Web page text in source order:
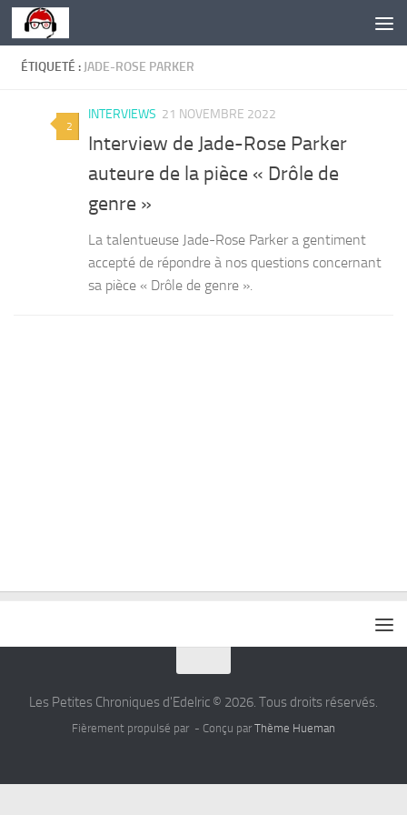
Skip to content
ÉTIQUETÉ : JADE-ROSE PARKER
2
INTERVIEWS 21 NOVEMBRE 2022
Interview de Jade-Rose Parker
auteure de la pièce « Drôle de
genre »
La talentueuse Jade-Rose Parker a gentiment
accepté de répondre à nos questions concernant
sa pièce « Drôle de genre ».
Les Petites Chroniques d'Edelric © 2026. Tous droits réservés.
Fièrement propulsé par - Conçu par Thème Hueman